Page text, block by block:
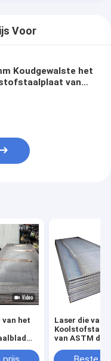
Voor
Koudgewalste het
van
van het
4x4
Laser die van
van ASTM de
2000mm